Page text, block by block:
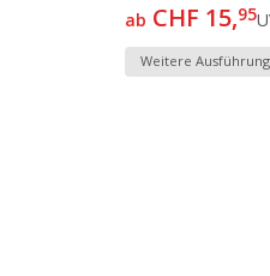
ab CHF 15,95
Weitere